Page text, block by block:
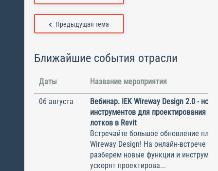
Предыдущая тема
Ближайшие события отрасли
Даты Название мероприятия
06 августа
Вебинар. IEK Wireway Design 2.0 -
инструментов для проектирования
лотков в Revit
Встречайте большое обновление
Wireway Design! На онлайн-встрече
разберем новые функции и
ускорят проектирова...